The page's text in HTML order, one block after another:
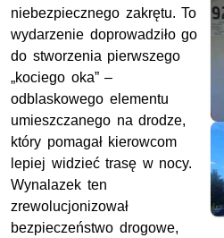
niebezpiecznego zakrętu. To
wydarzenie doprowadziło go
do stworzenia pierwszego
„kociego oka” –
odblaskowego elementu
umieszczanego na drodze,
który pomagał kierowcom
lepiej widzieć trasę w nocy.
Wynalazek ten
zrewolucjonizował
bezpieczeństwo drogowe,